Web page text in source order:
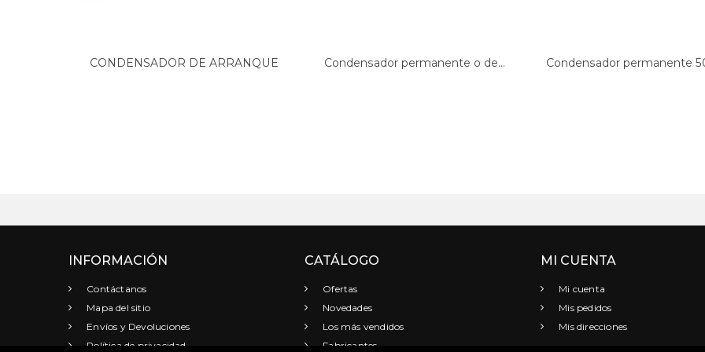
CONDENSADOR DE ARRANQUE
Condensador permanente o de... Condensador permanente
INFORMACIÓN
Contáctanos
Mapa del sitio
Envíos y Devoluciones
Política de privacidad
CATÁLOGO
Ofertas
Novedades
Los más vendidos
Fabricantes
MI CUENTA
Mi cuenta
Mis pedidos
Mis direcciones